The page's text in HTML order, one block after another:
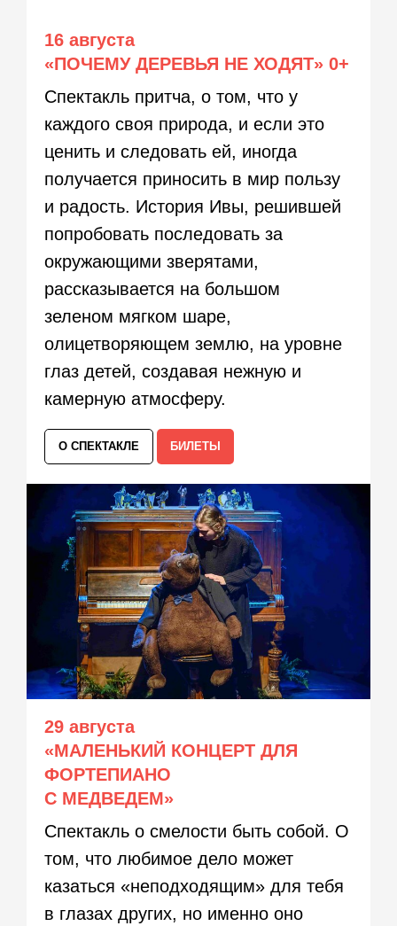
16 августа
«ПОЧЕМУ ДЕРЕВЬЯ НЕ ХОДЯТ» 0+
Спектакль притча, о том, что у
каждого своя природа, и если это
ценить и следовать ей, иногда
получается приносить в мир пользу
и радость. История Ивы, решившей
попробовать последовать за
окружающими зверятами,
рассказывается на большом
зеленом мягком шаре,
олицетворяющем землю, на уровне
глаз детей, создавая нежную и
камерную атмосферу.
О СПЕКТАКЛЕ БИЛЕТЫ
29 августа
«МАЛЕНЬКИЙ КОНЦЕРТ ДЛЯ
ФОРТЕПИАНО
С МЕДВЕДЕМ»
Спектакль о смелости быть собой. О
том, что любимое дело может
казаться «неподходящим» для тебя
в глазах других, но именно оно